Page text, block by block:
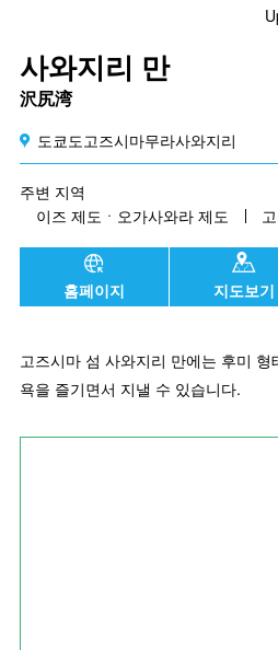
사와지리 만
沢尻湾
도쿄도고즈시마무라사와지리
주변 지역
이즈 제도ㆍ오가사와라 제도
홈페이지 지도보기
고즈시마 섬 사와지리 만에는 후미
욕을 즐기면서 지낼 수 있습니다.